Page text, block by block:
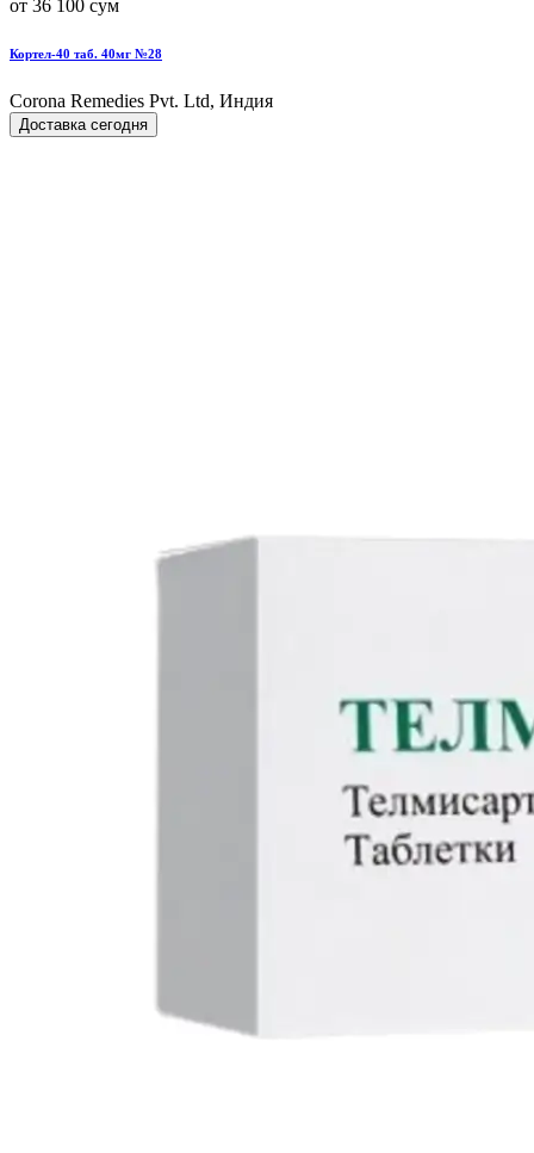
от 36 100 сум
Кортел-40 таб. 40мг №28
Corona Remedies Pvt. Ltd, Индия
Доставка сегодня